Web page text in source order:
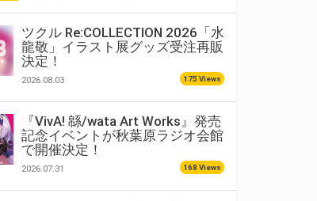
ツクル Re:COLLECTION 2026「水
龍敬」イラスト展グッズ受注再販
決定！
2026.08.03 175 Views
『VivA! 緜/wata Art Works』発売
記念イベントが秋葉原ラジオ会館
で開催決定！
2026.07.31 168 Views